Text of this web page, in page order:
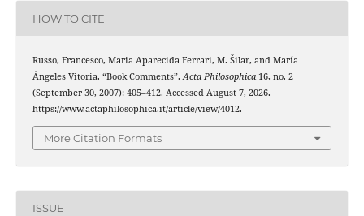
HOW TO CITE
Russo, Francesco, Maria Aparecida Ferrari, M. Šilar, and María
Ángeles Vitoria. “Book Comments”.Acta Philosophica16, no. 2
(September 30, 2007): 405–412. Accessed August 7, 2026.
https://www.actaphilosophica.it/article/view/4012.
More Citation Formats
ISSUE